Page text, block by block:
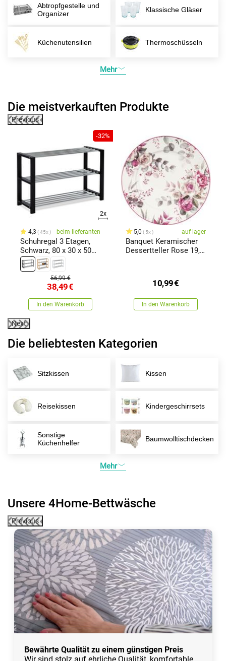
Abtropfgestelle und
Organizer
Klassische Gläser
Küchenutensilien Thermoschüsseln
Mehr
Die meistverkauften Produkte
Previous
-32%
2x
4,3 45x beim lieferanten
Schuhregal 3 Etagen,
Schwarz, 80 x 30 x 50
cm
56,99 €
38,49€
In den Warenkorb
5,0 5x auf lager
Banquet Keramischer
Dessertteller Rose 19,3
10,99€
In den Warenkorb
Next
Die beliebtesten Kategorien
Sitzkissen Kissen
Reisekissen Kindergeschirrsets
Sonstige
Küchenhelfer
Baumwolltischdecken
Mehr
Unsere 4Home-Bettwäsche
Previous
Bewährte Qualität zu einem günstigen Preis